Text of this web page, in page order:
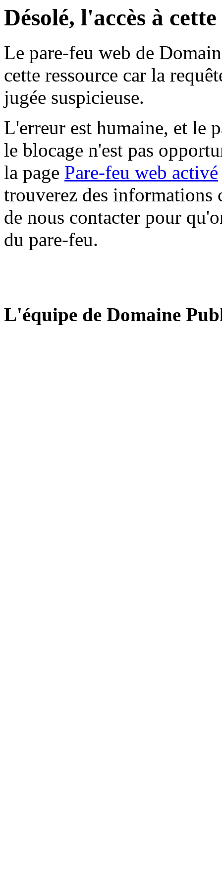
Désolé, l'accès à
Le pare-feu web de
cette ressource car la
jugée suspicieuse.
L'erreur est humaine, et le
le blocage n'est pas
la page Pare-feu web activé
trouverez des informations
de nous contacter pour
du pare-feu.
L'équipe de Domaine